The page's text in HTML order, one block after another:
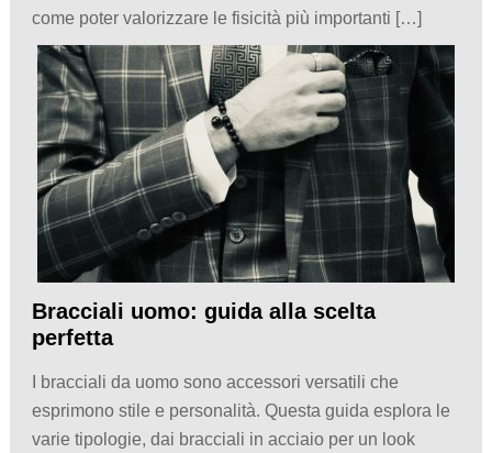
come poter valorizzare le fisicità più importanti […]
Bracciali uomo: guida alla scelta
perfetta
I bracciali da uomo sono accessori versatili che
esprimono stile e personalità. Questa guida esplora le
varie tipologie, dai bracciali in acciaio per un look